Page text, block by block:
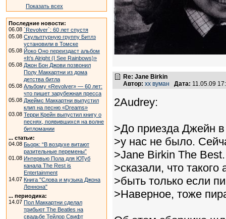
Показать всех
Последние новости:
06.08 `Revolver`: 60 лет спустя
05.08 Скульптурную группу Битлз
установили в Томске
05.08 Йоко Оно переиздаст альбом
«It’s Alright (I See Rainbows)»
05.08 Джон Бон Джови позвонил
Полу Маккартни из дома
детства битла
05.08 Альбому «Revolver» — 60 лет:
что пишет зарубежная пресса
05.08 Джеймс Маккартни выпустил
клип на песню «Dreams»
03.08 Терри Крейн выпустил книгу о
песнях, появившихся на волне
битломании
... статьи:
04.08 Бьорк: “В воздухе витают
разительные перемены”
01.08 Интервью Пола для ЮТуб
канала The Rest is
Entertainment
14.07 Книга "Слова и музыка Джона
Леннона"
... периодика:
14.07 Пол Маккартни сделал
трибьют The Beatles на
свадьбе Тейлор Свифт
Re: Jane Birkin
Автор: хх вуман Дата: 11.05.09
2Audrey:
>До приезда Джейн
>у нас не было.
>Jane Birkin The
>сказали, что
>быть только если
>Наверное, тоже